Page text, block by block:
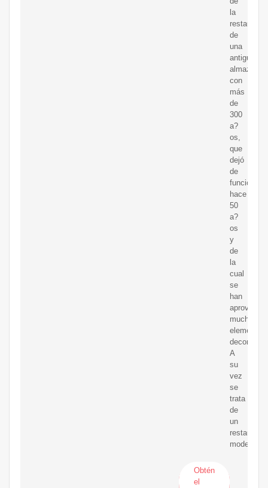
la
de
una
antigua
almazara
con
más
de
300
a?
os,
que
dejó
de
funcionar
hace
50
a?
os
y
de
la
cual
se
han
muchos
elementos
A
su
vez
se
trata
de
un
restaurante
moderno.
Obtén
el